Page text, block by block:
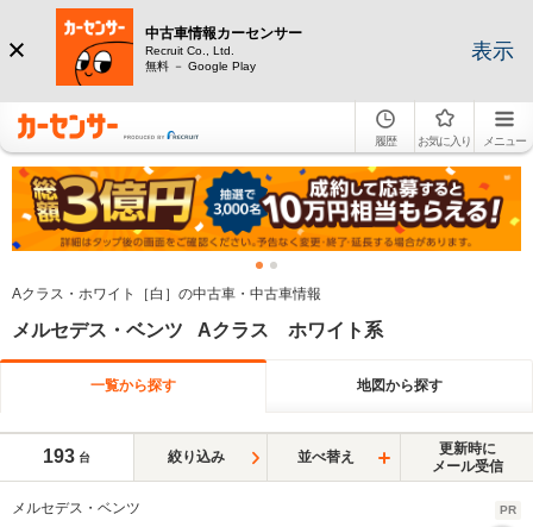
中古車情報カーセンサー
Recruit Co., Ltd.
無料 － Google Play
表示
履歴 お気に入り メニュー
Aクラス・ホワイト［白］の中古車・中古車情報
メルセデス・ベンツ Aクラス ホワイト系
一覧から探す 地図から探す
193 台 絞り込み 並べ替え
更新時に
メール受信
メルセデス・ベンツ PR